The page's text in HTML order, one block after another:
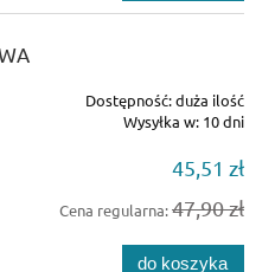
Dostępność:duża ilość
Wysyłka w: 10 dni
45,51 zł
Cena regularna:47,90 zł
do koszyka